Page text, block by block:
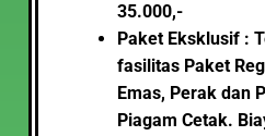
35.000,-
Paket Eksklusif :
fasilitas Paket
Emas, Perak dan
Piagam Cetak.